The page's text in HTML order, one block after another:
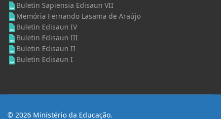
Buletin Sapiensia Edisaun VII
Memória Fernando Lasama de Araújo
Buletin Edisaun IV
Buletin Edisaun III
Buletin Edisaun II
Buletin Edisaun I
© 2026 Ministério da Educação.